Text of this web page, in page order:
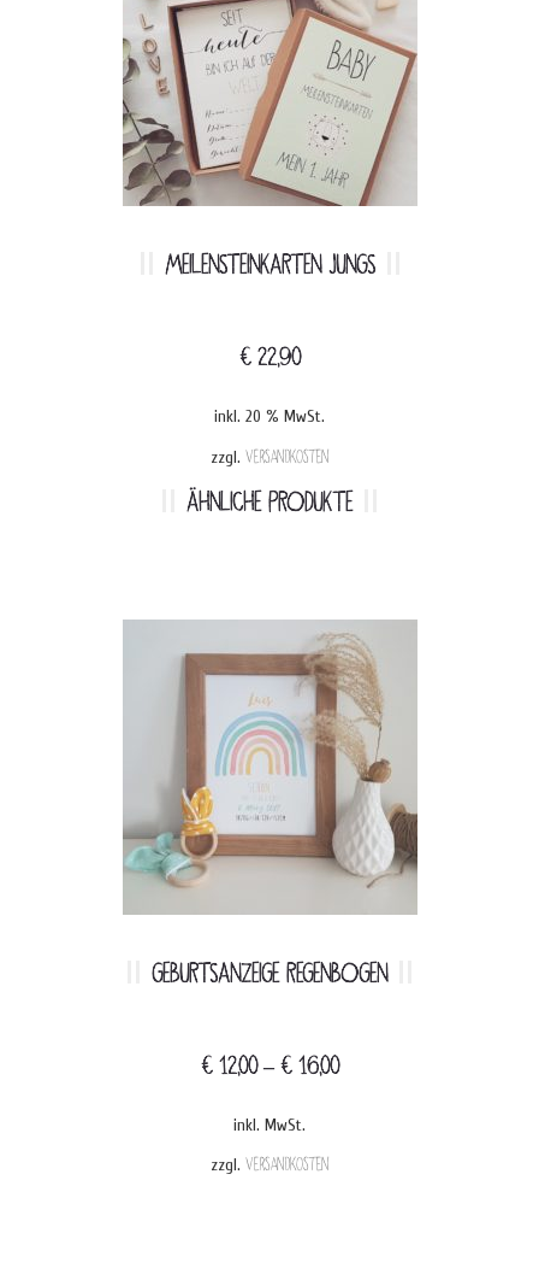
MEILENSTEINKARTEN JUNGS
€22,90
inkl. 20 % MwSt.
zzgl. Versandkosten
ÄHNLICHE PRODUKTE
GEBURTSANZEIGE REGENBOGEN
€12,00– €16,00
inkl. MwSt.
zzgl. Versandkosten